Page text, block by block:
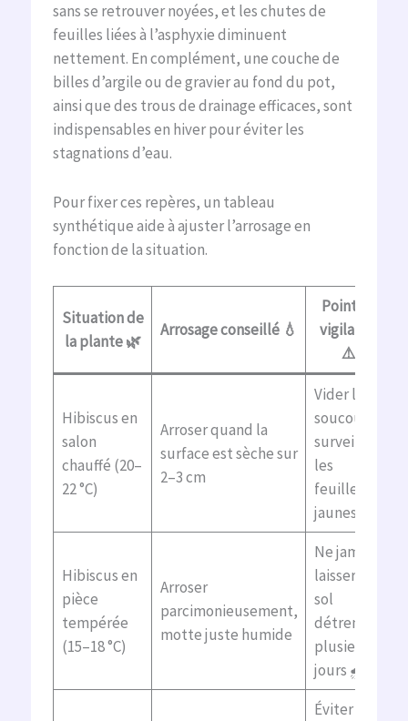
sans se retrouver noyées, et les chutes de
feuilles liées à l’asphyxie diminuent
nettement. En complément, une couche de
billes d’argile ou de gravier au fond du pot,
ainsi que des trous de drainage efficaces, sont
indispensables en hiver pour éviter les
stagnations d’eau.
Pour fixer ces repères, un tableau
synthétique aide à ajuster l’arrosage en
fonction de la situation.
Situation de
la plante 🌿
Arrosage conseillé 💧
Point de
vigilance
⚠️
Hibiscus en
salon
chauffé (20–
22 °C)
Arroser quand la
surface est sèche sur
2–3 cm
Vider la
soucoupe,
surveiller
les
feuilles
jaunes 💛
Hibiscus en
pièce
tempérée
(15–18 °C)
Arroser
parcimonieusement,
motte juste humide
Ne jamais
laisser le
sol
détrempé
plusieurs
jours 🌧️
Éviter le